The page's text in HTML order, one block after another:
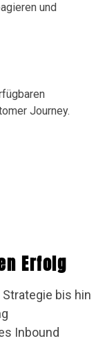
und
Journey.
Erfolg
bis hin
Inbound